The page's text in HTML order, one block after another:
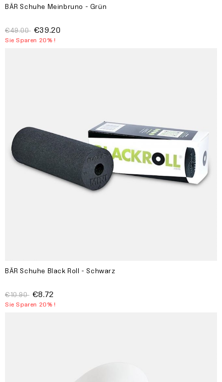
BÄR Schuhe Meinbruno - Grün
€49.00 €39.20
Sie Sparen 20% !
BÄR Schuhe Black Roll - Schwarz
€10.90 €8.72
Sie Sparen 20% !